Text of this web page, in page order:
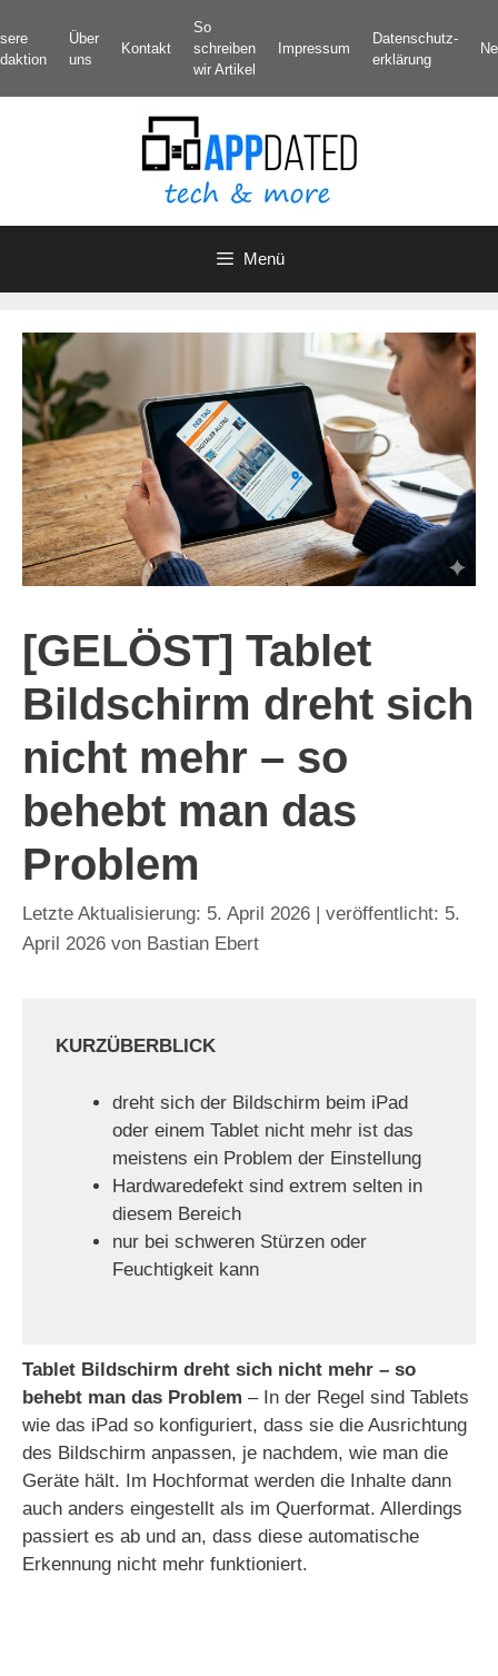
Inhalt
springen
Über
uns
Kontakt
So
schreiben
wir Artikel
Impressum
Datenschutz­
erklärung
Menü
[GELÖST] Tablet
Bildschirm dreht sich
nicht mehr – so
behebt man das
Problem
5. April 2026
5.
April 2026 von Bastian Ebert
KURZÜBERBLICK
dreht sich der Bildschirm beim iPad
oder einem Tablet nicht mehr ist das
meistens ein Problem der Einstellung
Hardwaredefekt sind extrem selten in
diesem Bereich
nur bei schweren Stürzen oder
Feuchtigkeit kann
Tablet Bildschirm dreht sich nicht mehr – so
behebt man das Problem – In der Regel sind Tablets
wie das iPad so konfiguriert, dass sie die Ausrichtung
des Bildschirm anpassen, je nachdem, wie man die
Geräte hält. Im Hochformat werden die Inhalte dann
auch anders eingestellt als im Querformat. Allerdings
passiert es ab und an, dass diese automatische
Erkennung nicht mehr funktioniert.